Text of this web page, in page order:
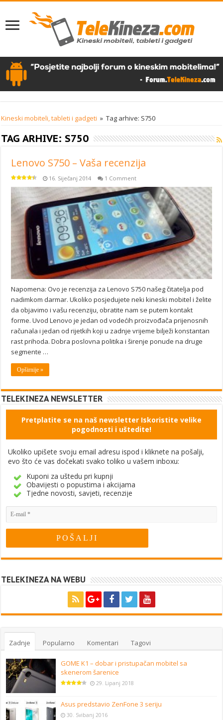
Kineski mobiteli, tableti i gadgeti » Tag arhive: S750
TAG ARHIVE: S750
Lenovo S750 – Vaša recenzija
16. Siječanj 2014 1 Comment
Napomena: Ovo je recenzija za Lenovo S750 našeg čitatelja pod
nadimkom darmar. Ukoliko posjedujete neki kineski mobitel i želite
da objavimo i vašu recenziju, obratite nam se putem kontakt
forme. Uvod Lenovo je jedan od vodećih proizvođača prijenosnih
računala i jedan od rijetkih koji u zadnje vrijeme bilježi konstantan
rast prihoda. Dobra poslovna politika i širenje ponude na druge
segmente …
Opširnije »
TELEKINEZA NEWSLETTER
Pretplatite se na naš newsletter Iskoristite velike
pogodnosti i uštedite!
Ukoliko upišete svoju email adresu ispod i kliknete na pošalji,
evo što će vas dočekati svako toliko u vašem inboxu:
Kuponi za uštedu pri kupnji
Obavijesti o popustima i akcijama
Tjedne novosti, savjeti, recenzije
TELEKINEZA NA WEBU
Zadnje Popularno Komentari Tagovi
GOME K1 – dobar i pristupačan mobitel sa
skenerom šarenice
29. Lipanj 2018
Asus predstavio ZenFone 3 seriju
30. Svibanj 2016